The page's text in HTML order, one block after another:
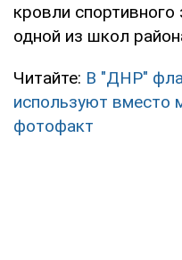
кровли
одной из школ
Читайте: В "ДНР"
используют вместо
фотофакт